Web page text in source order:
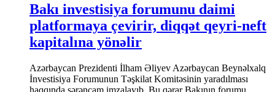
Bakı investisiya forumunu daimi
platformaya çevirir, diqqət qeyri-neft
kapitalına yönəlir
Azərbaycan Prezidenti İlham Əliyev Azərbaycan Beynəlxalq
İnvestisiya Forumunun Təşkilat Komitəsinin yaradılması
haqqında sərəncam imzalayıb. Bu qərar Bakının forumu